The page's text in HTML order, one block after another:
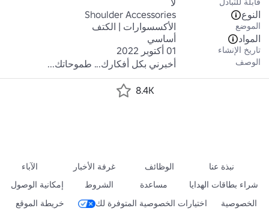
لا
النوع
Shoulder Accessories
الموضع
الأكسسوارات | الكتف
المواد
أساسي
تاريخ الإنشاء 01 أكتوبر 2022
الوصف أخبرني بكل أفكارك... طموحاتك...
8.4K
نبذة عنا الوظائف غرفة الأخبار
الآباء
شراء بطاقات الهدايا
مساعدة الشروط
إمكانية الوصول
الخصوصية
اختيارات الخصوصية المتوفرة لك خريطة الموقع